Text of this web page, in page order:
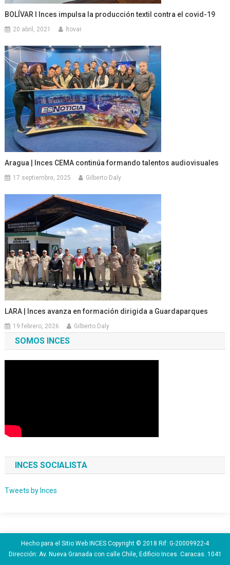
BOLÍVAR l Inces impulsa la producción textil contra el covid-19
20 abril, 2021 ltovar
Aragua | Inces CEMA continúa formando talentos audiovisuales
17 septiembre, 2025 Gilberto Daly
LARA | Inces avanza en formación dirigida a Guardaparques
19 febrero, 2026 Gilberto Daly
SOMOS INCES
INCES SOCIALISTA
Tweets by Inces
Hecho para el Sitio Web INCES Copyright © 2018 Rif: G-20009922-4
Dirección: Av. Nueva Granada con calle Chile, Edificio Inces. Caracas. 1041